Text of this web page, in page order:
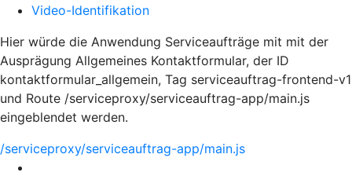
Video-Identifikation
Hier würde die Anwendung Serviceaufträge mit mit der
Ausprägung Allgemeines Kontaktformular, der ID
kontaktformular_allgemein, Tag serviceauftrag-frontend-v1
und Route /serviceproxy/serviceauftrag-app/main.js
eingeblendet werden.
/serviceproxy/serviceauftrag-app/main.js